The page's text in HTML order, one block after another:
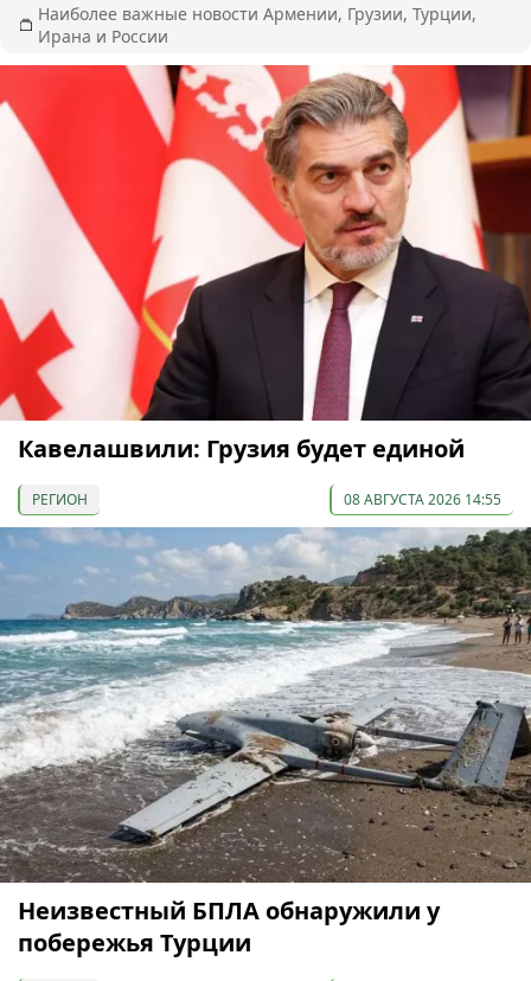
Наиболее важные новости Армении, Грузии, Турции,
Ирана и России
Кавелашвили: Грузия будет единой
РЕГИОН 08 АВГУСТА 2026 14:55
Неизвестный БПЛА обнаружили у
побережья Турции